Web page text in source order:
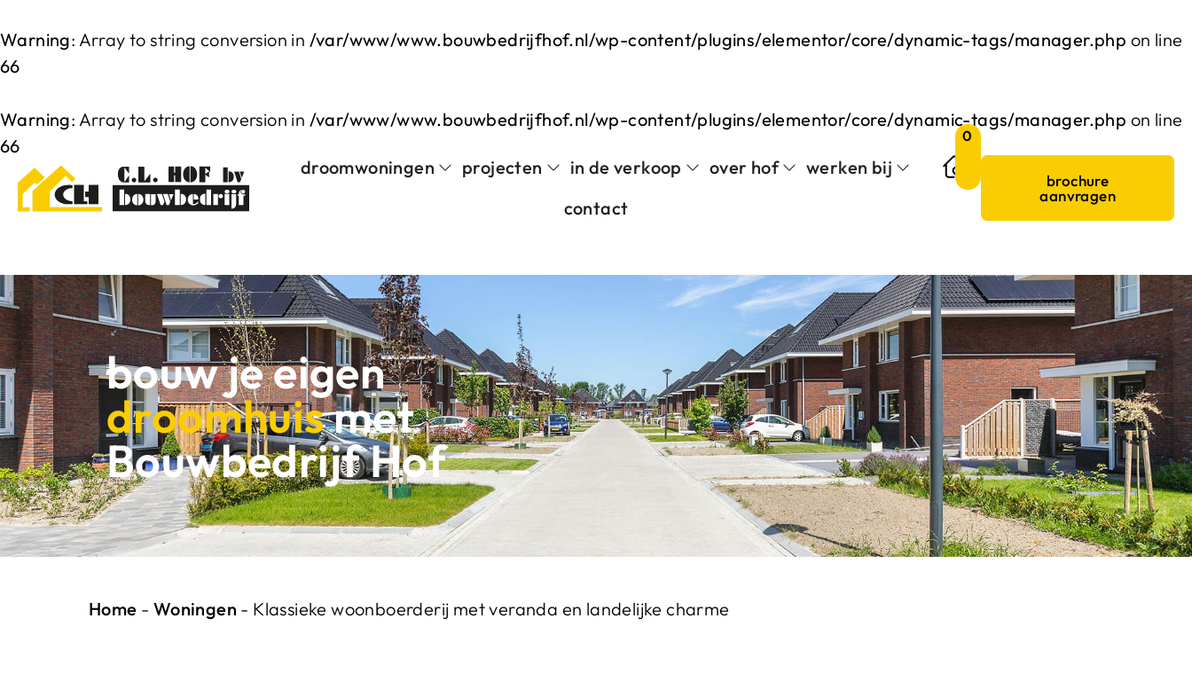
Warning: Array to string conversion in /var/www/www.bouwbedrijfhof.nl/wp-content/plugins/elementor/core/dynamic-tags/manager.php on line
66
Warning: Array to string conversion in /var/www/www.bouwbedrijfhof.nl/wp-content/plugins/elementor/core/dynamic-tags/manager.php on line
66
droomwoningen
projecten in de verkoop over hof
werken bij
contact
0
brochure
aanvragen
bouw je eigen
droomhuismet
Bouwbedrijf Hof
Home - Woningen - Klassieke woonboerderij met veranda en landelijke charme